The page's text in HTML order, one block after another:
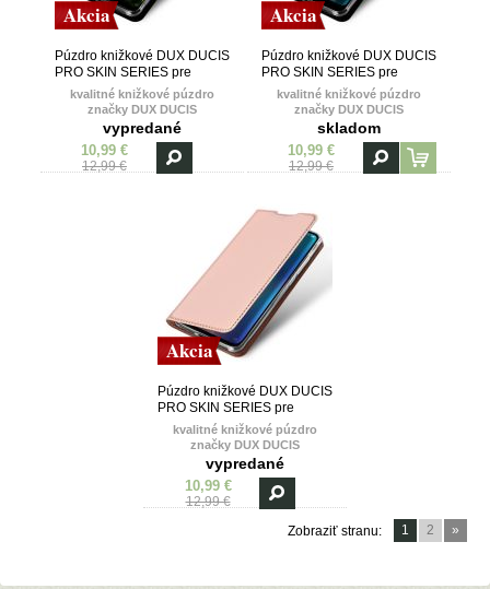
Akcia
Púzdro knižkové DUX DUCIS
PRO SKIN SERIES pre
HUAWEI Y6 PRO
(2019)/HONOR PLAY 8A -
kvalitné knižkové púzdro
značky DUX DUCIS
vypredané
10,99 €
12,99 €
Akcia
Púzdro knižkové DUX DUCIS
PRO SKIN SERIES pre
HUAWEI Y6 PRO
(2019)/HONOR PLAY 8A -
kvalitné knižkové púzdro
značky DUX DUCIS
skladom
10,99 €
12,99 €
Akcia
Púzdro knižkové DUX DUCIS
PRO SKIN SERIES pre
HUAWEI Y6 PRO
(2019)/HONOR PLAY 8A -
kvalitné knižkové púzdro
značky DUX DUCIS
vypredané
10,99 €
12,99 €
Zobraziť stranu:
1 2 »